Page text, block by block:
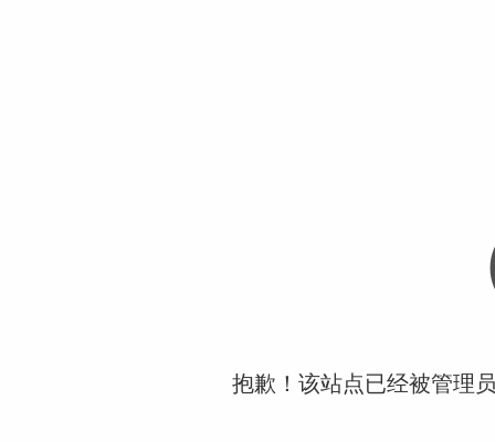
抱歉！该站点已经被管理